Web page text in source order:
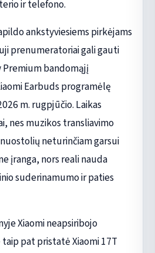
ir telefono.
ankstyviesiems pirkėjams
prenumeratoriai gali gauti
bandomąjį
Earbuds programėlę
m. rugpjūčio. Laikas
nes muzikos transliavimo
neturinčiam garsui
įranga, nors reali nauda
suderinamumo ir paties
Xiaomi neapsiribojo
pat pristatė Xiaomi 17T